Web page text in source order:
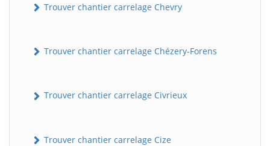
Trouver chantier carrelage Chevry
Trouver chantier carrelage Chézery-Forens
Trouver chantier carrelage Civrieux
Trouver chantier carrelage Cize